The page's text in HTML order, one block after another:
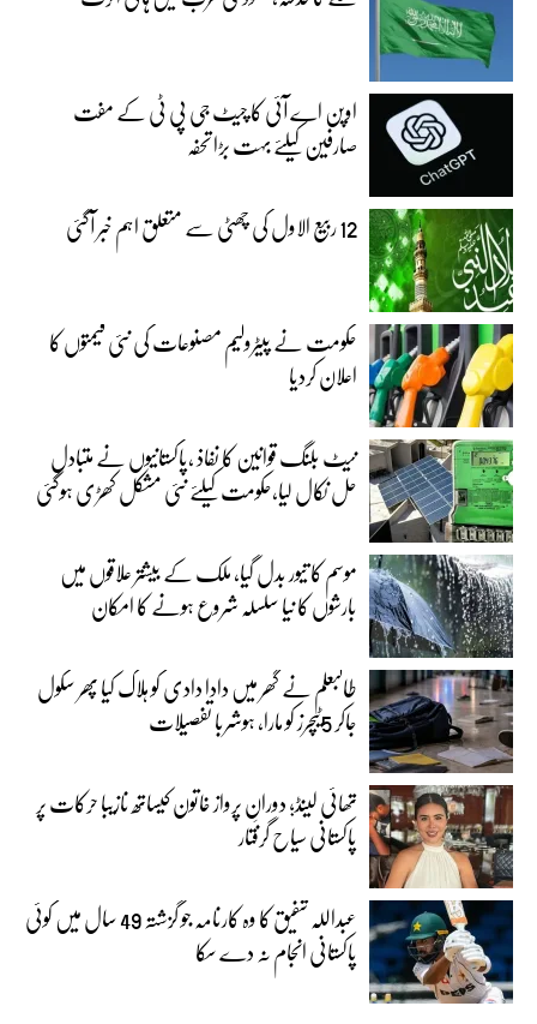
اوپن اے آئی کا چیٹ جی پی ٹی کے مفت
صارفین کیلئے بہت بڑا تحفہ
12 ربیع الاول کی چھٹی سے متعلق اہم خبر آگئی
حکومت نے پیٹرولیم مصنوعات کی نئی قیمتوں کا
اعلان کردیا
نیٹ بلنگ قوانین کا نفاذ ،پاکستانیوں نے متبادل
حل نکال لیا،حکومت کیلئے نئی مشکل کھڑی ہوگئی
موسم کا تیور بدل گیا، ملک کے بیشتر علاقوں میں
بارشوں کا نیا سلسلہ شروع ہونے کا امکان
طالبعلم نے گھر میں دادا دادی کو ہلاک کیا پھر سکول
جاکر 5ٹیچرز کو مارا، ہوشربا تفصیلات
تھائی لینڈ؛ دورانِ پرواز خاتون کیساتھ نازیبا حرکات پر
پاکستانی سیاح گرفتار
عبداللہ شفیق کا وہ کارنامہ جو گزشتہ 49 سال میں کوئی
پاکستانی انجام نہ دے سکا